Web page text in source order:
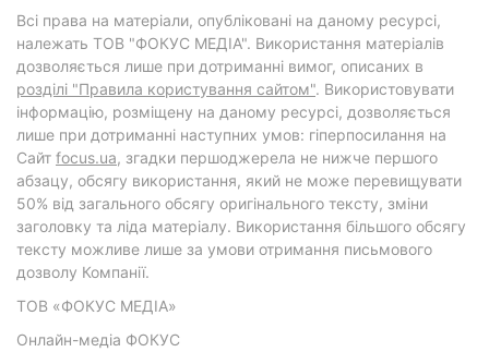
Всі права на матеріали, опубліковані на даному ресурсі,
належать ТОВ "ФОКУС МЕДІА". Використання матеріалів
дозволяється лише при дотриманні вимог, описаних в
розділі "Правила користування сайтом". Використовувати
інформацію, розміщену на даному ресурсі, дозволяється
лише при дотриманні наступних умов: гіперпосилання на
Cайт focus.ua, згадки першоджерела не нижче першого
абзацу, обсягу використання, який не може перевищувати
50% від загального обсягу оригінального тексту, зміни
заголовку та ліда матеріалу. Використання більшого обсягу
тексту можливе лише за умови отримання письмового
дозволу Компанії.
ТОВ «ФОКУС МЕДІА»
Онлайн-медіа ФОКУС